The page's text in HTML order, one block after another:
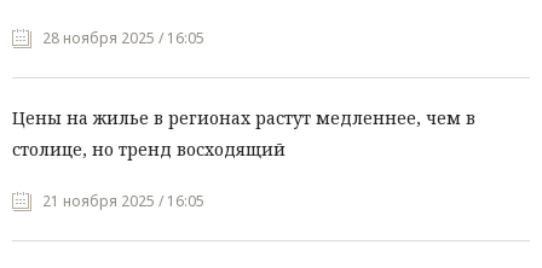
28 ноября 2025 / 16:05
Цены на жилье в регионах растут медленнее, чем в
столице, но тренд восходящий
21 ноября 2025 / 16:05